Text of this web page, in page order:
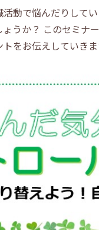
動で悩んだりして
うか？ このセミナ
をお伝えしていきま